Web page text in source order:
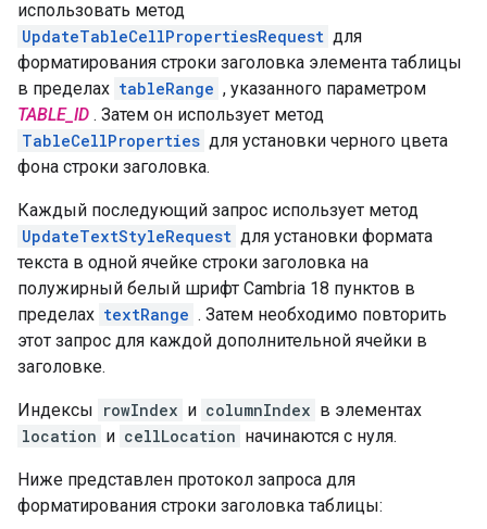
использовать метод
UpdateTableCellPropertiesRequest для
форматирования строки заголовка элемента таблицы
в пределах tableRange , указанного параметром
TABLE_ID . Затем он использует метод
TableCellProperties для установки черного цвета
фона строки заголовка.
Каждый последующий запрос использует метод
UpdateTextStyleRequest для установки формата
текста в одной ячейке строки заголовка на
полужирный белый шрифт Cambria 18 пунктов в
пределах textRange . Затем необходимо повторить
этот запрос для каждой дополнительной ячейки в
заголовке.
Индексы rowIndex и columnIndex в элементах
location и cellLocation начинаются с нуля.
Ниже представлен протокол запроса для
форматирования строки заголовка таблицы: